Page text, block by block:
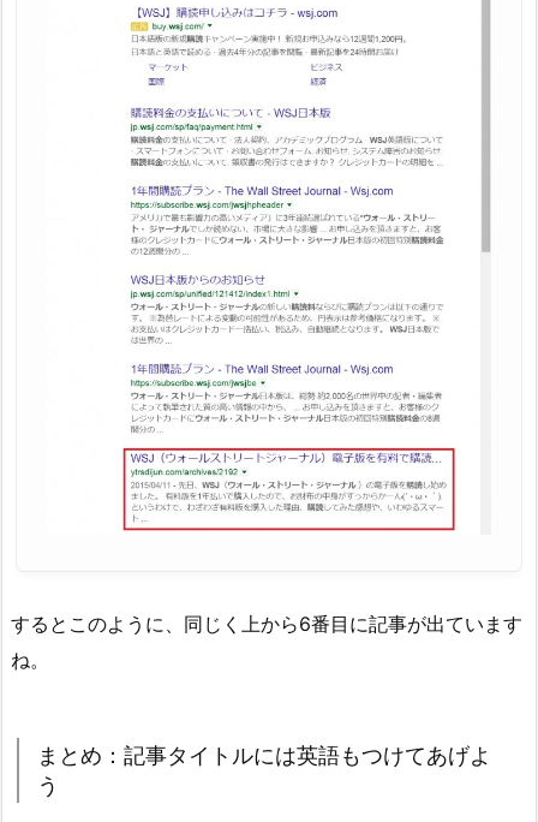
するとこのように、同じく上から6番目に記事が出ています
ね。
まとめ：記事タイトルには英語もつけてあげよ
う